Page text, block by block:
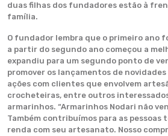
duas filhas dos fundadores estão à
família.
O fundador lembra que o primeiro ano
a partir do segundo ano começou a
expandiu para um segundo ponto de
promover os lançamentos de
ações com clientes que envolvem
crocheteiras, entre outros
armarinhos. “Armarinhos Nodari não
Também contribuímos para as
renda com seu artesanato. Nosso